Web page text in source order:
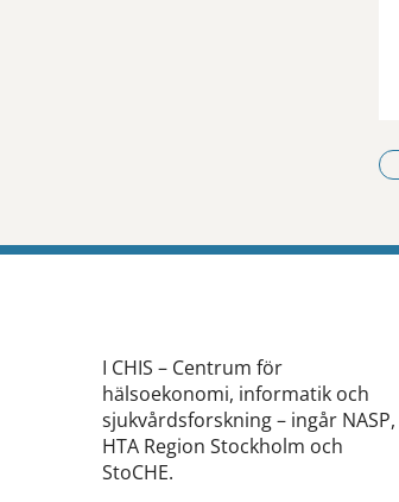
I CHIS – Centrum för
hälsoekonomi, informatik och
sjukvårdsforskning – ingår NASP,
HTA Region Stockholm och
StoCHE.